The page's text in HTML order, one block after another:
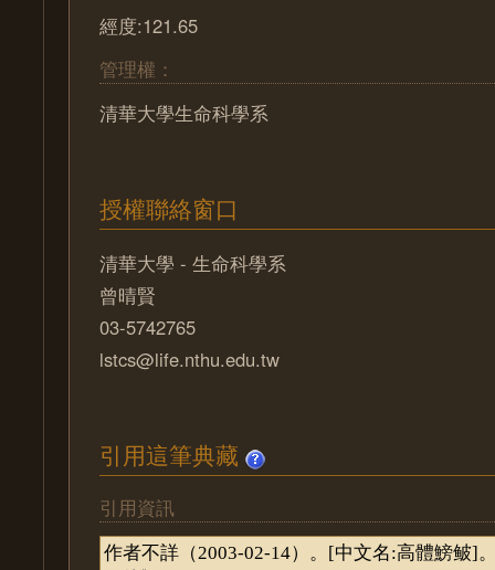
經度:121.65
管理權：
清華大學生命科學系
授權聯絡窗口
清華大學 - 生命科學系
曾晴賢
03-5742765
lstcs@life.nthu.edu.tw
引用這筆典藏
引用資訊